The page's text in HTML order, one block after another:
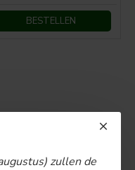
zullen de
BESTELLEN